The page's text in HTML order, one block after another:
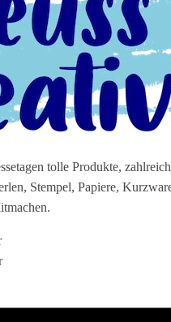
tolle Produkte,
Stempel, Papiere,